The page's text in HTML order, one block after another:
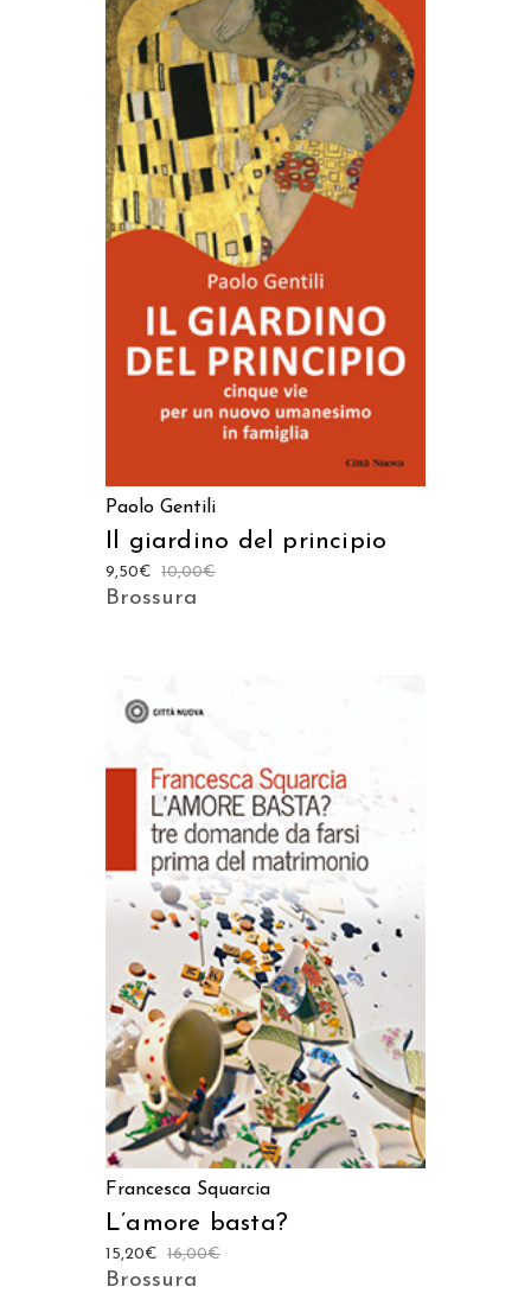
AGGIUNGI AL CARRELLO
Paolo Gentili
Il giardino del principio
10,00€
9,50€
Brossura
AGGIUNGI AL CARRELLO
Francesca Squarcia
L’amore basta?
16,00€
15,20€
Brossura